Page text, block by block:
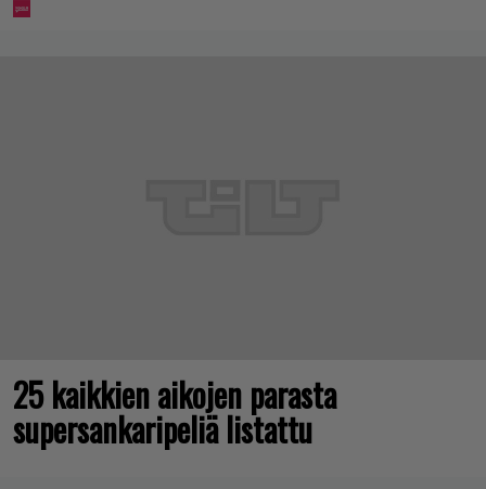
25 kaikkien aikojen parasta
supersankaripeliä listattu